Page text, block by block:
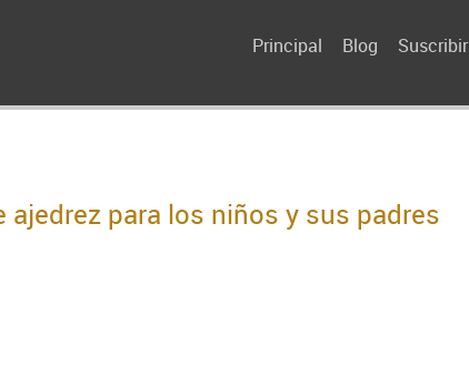
Principal Blog Suscribir
ajedrez para los niños y sus padres